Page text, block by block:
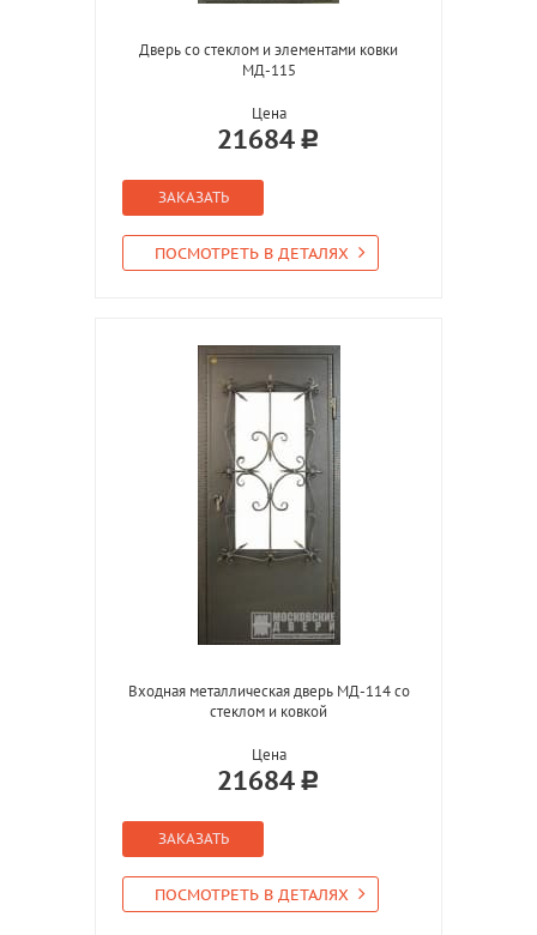
Дверь со стеклом и элементами ковки
МД-115
Цена
21684
ЗАКАЗАТЬ
ПОСМОТРЕТЬ В ДЕТАЛЯХ
Входная металлическая дверь МД-114 со
стеклом и ковкой
Цена
21684
ЗАКАЗАТЬ
ПОСМОТРЕТЬ В ДЕТАЛЯХ